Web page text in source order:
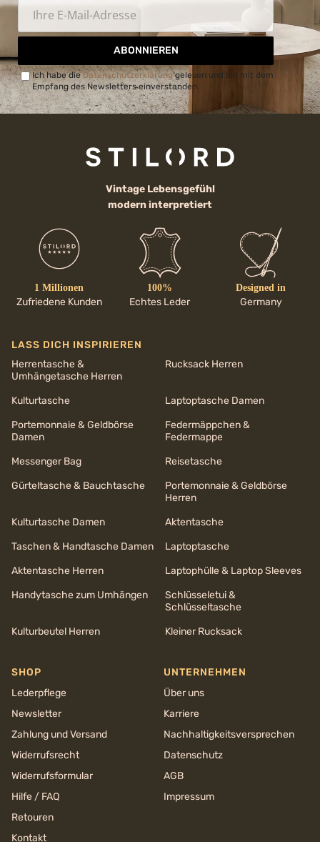
ABONNIEREN
Ich habe dieDatenschutzerklärunggelesen und bin mit dem
Empfang des Newsletters einverstanden.
Vintage Lebensgefühl
modern interpretiert
1 Millionen
Zufriedene Kunden
100%
Echtes Leder
Designed in
Germany
LASS DICH INSPIRIEREN
Herrentasche &
Umhängetasche Herren
Rucksack Herren
Kulturtasche
Laptoptasche Damen
Portemonnaie & Geldbörse
Damen
Federmäppchen &
Federmappe
Messenger Bag
Reisetasche
Gürteltasche & Bauchtasche
Portemonnaie & Geldbörse
Herren
Kulturtasche Damen
Aktentasche
Taschen & Handtasche Damen
Laptoptasche
Aktentasche Herren
Laptophülle & Laptop Sleeves
Handytasche zum Umhängen
Schlüsseletui &
Schlüsseltasche
Kulturbeutel Herren
Kleiner Rucksack
SHOP
Lederpflege
Newsletter
Zahlung und Versand
Widerrufsrecht
Widerrufsformular
Hilfe / FAQ
Retouren
Kontakt
UNTERNEHMEN
Über uns
Karriere
Nachhaltigkeits­versprechen
Datenschutz
AGB
Impressum